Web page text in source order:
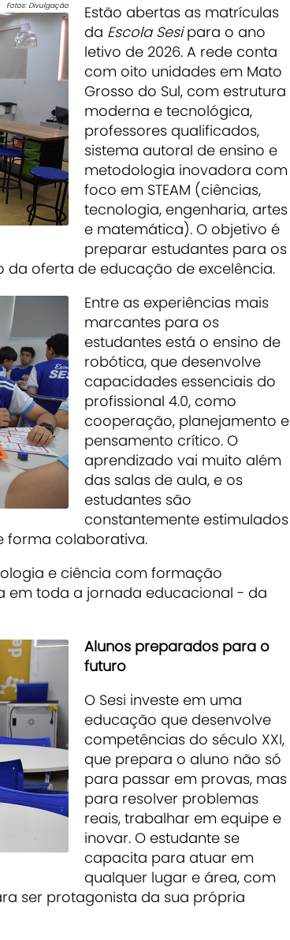
Fotos: Divulgação
Estão abertas as matrículas
da Escola Sesipara o ano
letivo de 2026. A rede conta
com oito unidades em Mato
Grosso do Sul, com estrutura
moderna e tecnológica,
professores qualificados,
sistema autoral de ensino e
metodologia inovadora com
foco em STEAM (ciências,
tecnologia, engenharia, artes
e matemática). O objetivo é
preparar estudantes para os
oferta de educação de excelência.
Entre as experiências mais
marcantes para os
estudantes está o ensino de
robótica, que desenvolve
capacidades essenciais do
profissional 4.0, como
cooperação, planejamento e
pensamento crítico. O
aprendizado vai muito além
das salas de aula, e os
estudantes são
constantemente estimulados
forma colaborativa.
e ciência com formação
em toda a jornada educacional - da
Alunos preparados para o
futuro
O Sesi investe em uma
educação que desenvolve
competências do século XXI,
que prepara o aluno não só
para passar em provas, mas
para resolver problemas
reais, trabalhar em equipe e
inovar. O estudante se
capacita para atuar em
qualquer lugar e área, com
ser protagonista da sua própria